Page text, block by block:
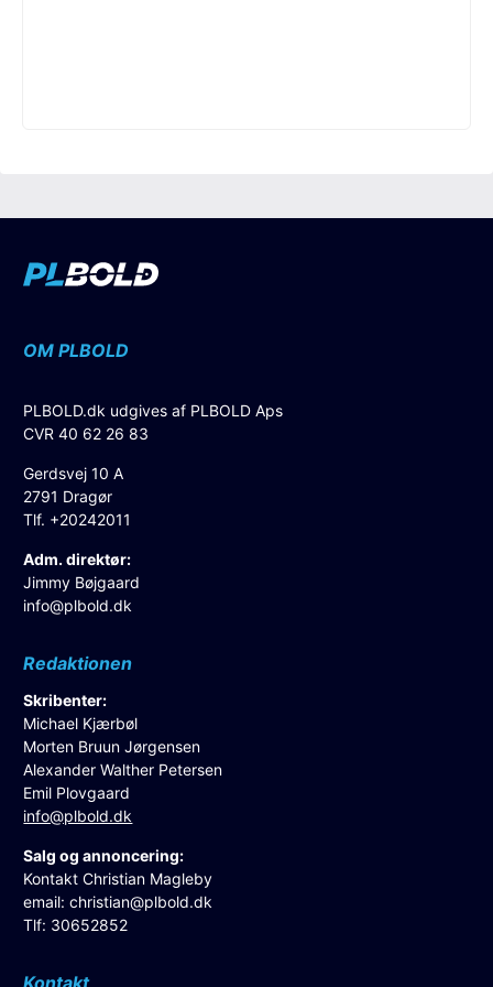
OM PLBOLD
PLBOLD.dk udgives af PLBOLD Aps
CVR 40 62 26 83
Gerdsvej 10 A
2791 Dragør
Tlf. +20242011
Adm. direktør:
Jimmy Bøjgaard
info@plbold.dk
Redaktionen
Skribenter:
Michael Kjærbøl
Morten Bruun Jørgensen
Alexander Walther Petersen
Emil Plovgaard
info@plbold.dk
Salg og annoncering:
Kontakt Christian Magleby
email:christian@plbold.dk
Tlf: 30652852
Kontakt